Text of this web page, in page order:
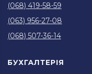
(068) 419-58-59
(063) 956-27-08
(068) 507-36-14
БУХГАЛТЕРІЯ